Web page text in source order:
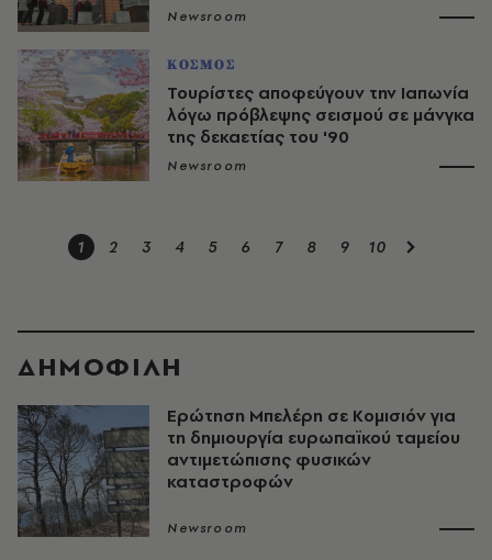
Newsroom
ΚΟΣΜΟΣ
Τουρίστες αποφεύγουν την Ιαπωνία
λόγω πρόβλεψης σεισμού σε μάνγκα
της δεκαετίας του '90
Newsroom
1 2 3 4 5 6 7 8 9 10
ΔΗΜΟΦΙΛΗ
Ερώτηση Μπελέρη σε Κομισιόν για
τη δημιουργία ευρωπαϊκού ταμείου
αντιμετώπισης φυσικών
καταστροφών
Newsroom